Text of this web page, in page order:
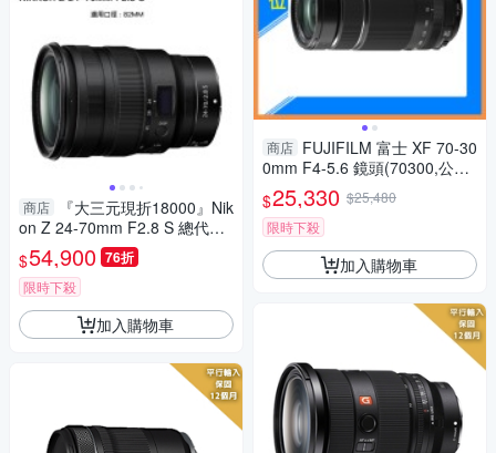
商店
『大三元現折18000』Nik
on Z 24-70mm F2.8 S 總代理
公司貨 零利率 德寶光學
$54,900 76折
限時下殺
加入購物車
商店 FUJIFILM 富士 XF 70-30
0mm F4-5.6 鏡頭(70300,公司
貨)
$25,330 $25,480
限時下殺
加入購物車